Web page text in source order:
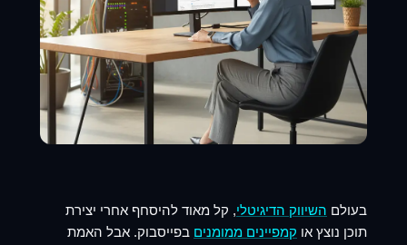
בעולם השיווק הדיגיטלי, קל מאוד להיסחף אחרי יצירת
תוכן נוצץ או קמפיינים ממומנים בפייסבוק. אבל האמת